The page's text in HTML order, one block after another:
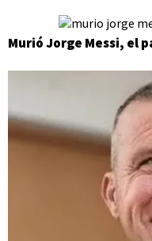
Murió Jorge Messi, el